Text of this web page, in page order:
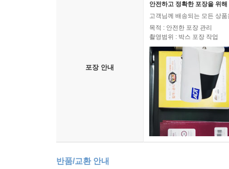
포장 안내
안전하고 정확한 포장을 위
고객님께 배송되는 모든 상
목적 : 안전한 포장 관리
촬영범위 : 박스 포장 작업
반품/교환 안내